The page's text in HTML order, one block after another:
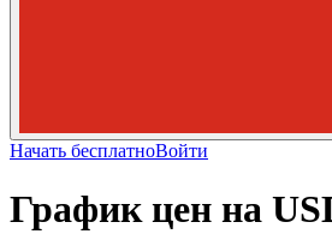
Начать бесплатноВойти
График цен на